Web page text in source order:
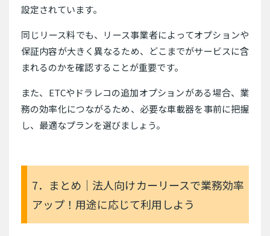
設定されています。
同じリース料でも、リース事業者によってオプションや
保証内容が大きく異なるため、どこまでがサービスに含
まれるのかを確認することが重要です。
また、ETCやドラレコの追加オプションがある場合、業
務の効率化につながるため、必要な車載器を事前に把握
し、最適なプランを選びましょう。
7．まとめ｜法人向けカーリースで業務効率
アップ！用途に応じて利用しよう